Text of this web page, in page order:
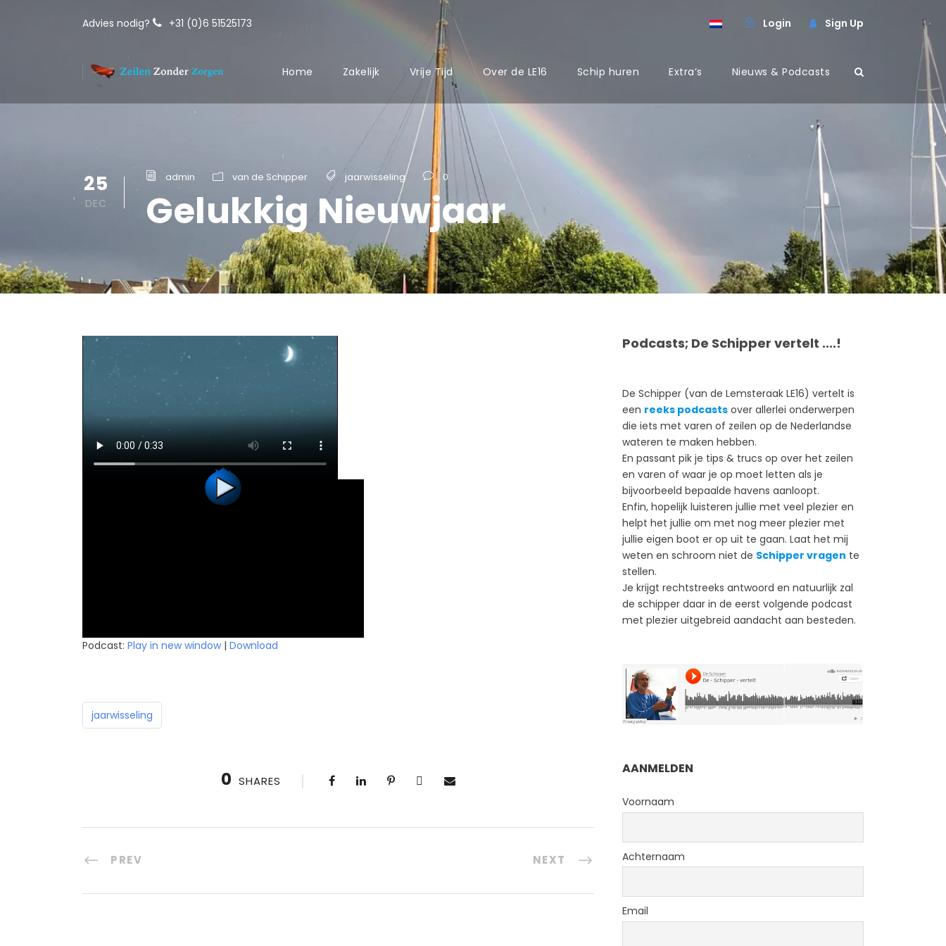
Advies nodig? +31 (0)6 51525173 Login Sign Up
Home Zakelijk Vrije Tijd Over de LE16 Schip huren Extra’s Nieuws & Podcasts
25
DEC
admin van de Schipper jaarwisseling 0
Gelukkig Nieuwjaar
Podcast: Play in new window| Download
jaarwisseling
0 SHARES
PREV NEXT
Podcasts; De Schipper vertelt ....!
De Schipper (van de Lemsteraak LE16) vertelt is
een reeks podcastsover allerlei onderwerpen
die iets met varen of zeilen op de Nederlandse
wateren te maken hebben.
En passant pik je tips & trucs op over het zeilen
en varen of waar je op moet letten als je
bijvoorbeeld bepaalde havens aanloopt.
Enfin, hopelijk luisteren jullie met veel plezier en
helpt het jullie om met nog meer plezier met
jullie eigen boot er op uit te gaan. Laat het mij
weten en schroom niet de Schipper vragen te
stellen.
Je krijgt rechtstreeks antwoord en natuurlijk zal
de schipper daar in de eerst volgende podcast
met plezier uitgebreid aandacht aan besteden.
AANMELDEN
Voornaam
Achternaam
Email